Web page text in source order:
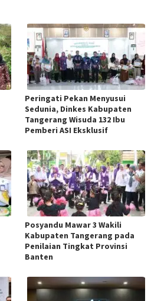
Peringati Pekan Menyusui
Sedunia, Dinkes Kabupaten
Tangerang Wisuda 132 Ibu
Pemberi ASI Eksklusif
Posyandu Mawar 3 Wakili
Kabupaten Tangerang pada
Penilaian Tingkat Provinsi
Banten